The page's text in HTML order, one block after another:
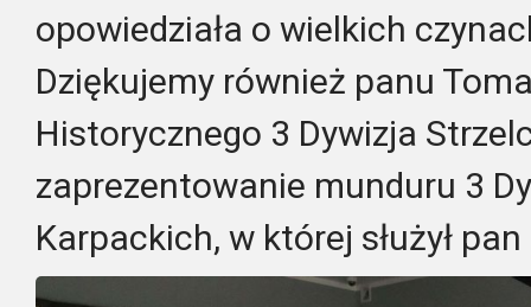
opowiedziała o wielkich
Dziękujemy również panu
Historycznego 3 Dywizja
zaprezentowanie munduru 3
Karpackich, w której służył pan